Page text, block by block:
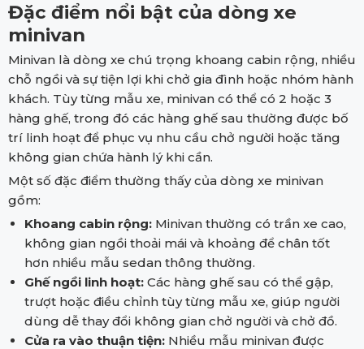
Đặc điểm nổi bật của dòng xe
minivan
Minivan là dòng xe chú trọng khoang cabin rộng, nhiều
chỗ ngồi và sự tiện lợi khi chở gia đình hoặc nhóm hành
khách. Tùy từng mẫu xe, minivan có thể có 2 hoặc 3
hàng ghế, trong đó các hàng ghế sau thường được bố
trí linh hoạt để phục vụ nhu cầu chở người hoặc tăng
không gian chứa hành lý khi cần.
Một số đặc điểm thường thấy của dòng xe minivan
gồm:
Khoang cabin rộng: Minivan thường có trần xe cao,
không gian ngồi thoải mái và khoảng để chân tốt
hơn nhiều mẫu sedan thông thường.
Ghế ngồi linh hoạt: Các hàng ghế sau có thể gập,
trượt hoặc điều chỉnh tùy từng mẫu xe, giúp người
dùng dễ thay đổi không gian chở người và chở đồ.
Cửa ra vào thuận tiện: Nhiều mẫu minivan được